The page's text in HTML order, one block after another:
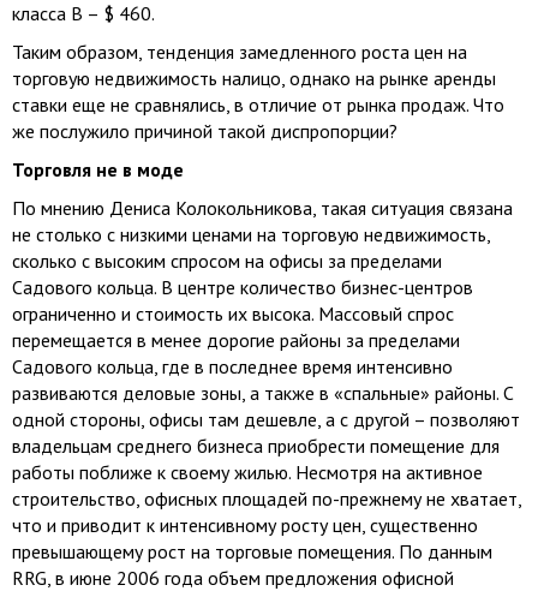
класса В – $ 460.
Таким образом, тенденция замедленного роста цен на
торговую недвижимость налицо, однако на рынке аренды
ставки еще не сравнялись, в отличие от рынка продаж. Что
же послужило причиной такой диспропорции?
Торговля не в моде
По мнению Дениса Колокольникова, такая ситуация связана
не столько с низкими ценами на торговую недвижимость,
сколько с высоким спросом на офисы за пределами
Садового кольца. В центре количество бизнес-центров
ограниченно и стоимость их высока. Массовый спрос
перемещается в менее дорогие районы за пределами
Садового кольца, где в последнее время интенсивно
развиваются деловые зоны, а также в «спальные» районы. С
одной стороны, офисы там дешевле, а с другой – позволяют
владельцам среднего бизнеса приобрести помещение для
работы поближе к своему жилью. Несмотря на активное
строительство, офисных площадей по-прежнему не хватает,
что и приводит к интенсивному росту цен, существенно
превышающему рост на торговые помещения. По данным
RRG, в июне 2006 года объем предложения офисной